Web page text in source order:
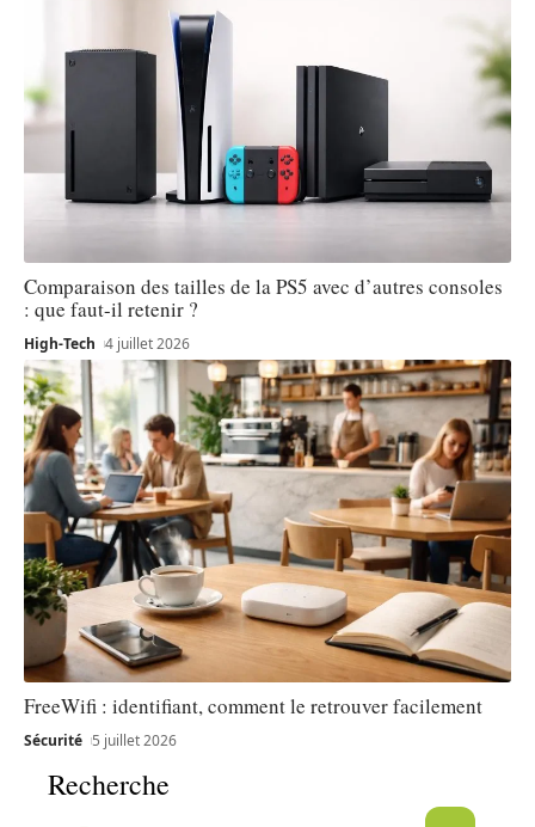
Comparaison des tailles de la PS5 avec d’autres consoles
: que faut-il retenir ?
High-Tech 4 juillet 2026
FreeWifi : identifiant, comment le retrouver facilement
Sécurité 5 juillet 2026
Recherche